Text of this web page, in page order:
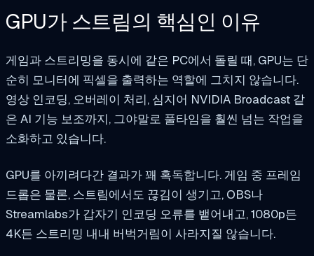
GPU가 스트림의 핵심인 이유
게임과 스트리밍을 동시에 같은 PC에서 돌릴 때, GPU는 단
순히 모니터에 픽셀을 출력하는 역할에 그치지 않습니다.
영상 인코딩, 오버레이 처리, 심지어 NVIDIA Broadcast 같
은 AI 기능 보조까지, 그야말로 풀타임을 훨씬 넘는 작업을
소화하고 있습니다.
GPU를 아끼려다간 결과가 꽤 혹독합니다. 게임 중 프레임
드롭은 물론, 스트림에서도 끊김이 생기고, OBS나
Streamlabs가 갑자기 인코딩 오류를 뱉어내고, 1080p든
4K든 스트리밍 내내 버벅거림이 사라지질 않습니다.